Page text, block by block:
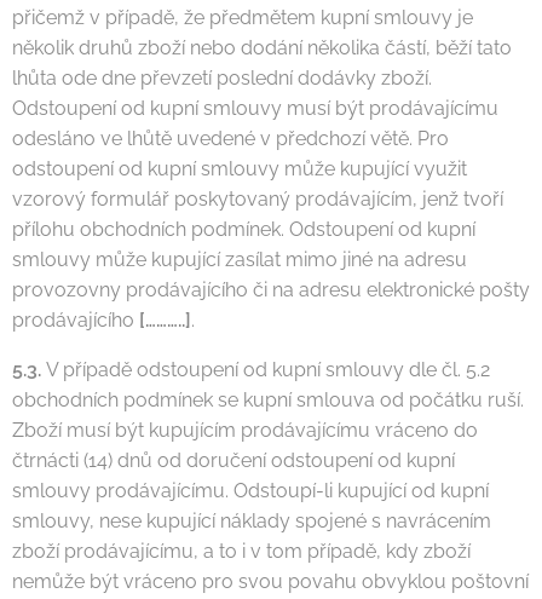
přičemž v případě, že předmětem kupní smlouvy je
několik druhů zboží nebo dodání několika částí, běží tato
lhůta ode dne převzetí poslední dodávky zboží.
Odstoupení od kupní smlouvy musí být prodávajícímu
odesláno ve lhůtě uvedené v předchozí větě. Pro
odstoupení od kupní smlouvy může kupující využit
vzorový formulář poskytovaný prodávajícím, jenž tvoří
přílohu obchodních podmínek. Odstoupení od kupní
smlouvy může kupující zasílat mimo jiné na adresu
provozovny prodávajícího či na adresu elektronické pošty
prodávajícího [………..].
5.3. V případě odstoupení od kupní smlouvy dle čl. 5.2
obchodních podmínek se kupní smlouva od počátku ruší.
Zboží musí být kupujícím prodávajícímu vráceno do
čtrnácti (14) dnů od doručení odstoupení od kupní
smlouvy prodávajícímu. Odstoupí-li kupující od kupní
smlouvy, nese kupující náklady spojené s navrácením
zboží prodávajícímu, a to i v tom případě, kdy zboží
nemůže být vráceno pro svou povahu obvyklou poštovní